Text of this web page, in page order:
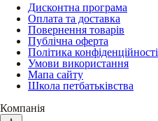
Дисконтна програма
Оплата та доставка
Повернення товарів
Публічна оферта
Політика конфіденційності
Умови використання
Мапа сайту
Школа петбатьківства
Компанія